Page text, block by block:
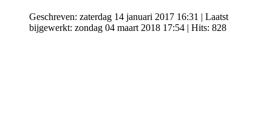
Geschreven: zaterdag 14 januari 2017 16:31 | Laatst
bijgewerkt: zondag 04 maart 2018 17:54 | Hits: 828